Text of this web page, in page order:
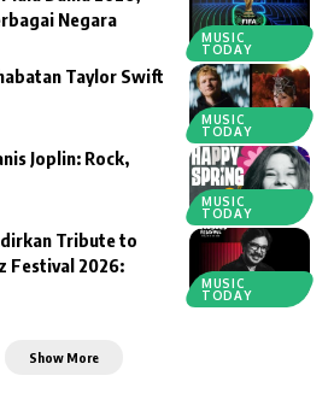
MUSIC
TODAY
Negara
MUSIC
TODAY
Taylor Swift
MUSIC
TODAY
Joplin: Rock,
MUSIC
TODAY
Tribute to
Festival 2026:
Show More